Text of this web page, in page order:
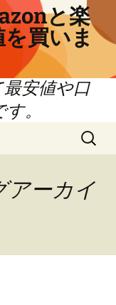
と楽
買いま
安値や口
。
検
索:
アーカイ